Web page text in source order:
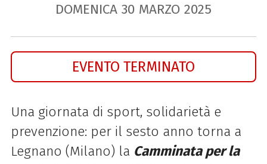
DOMENICA 30 MARZO 2025
EVENTO TERMINATO
Una giornata di sport, solidarietà e
prevenzione: per il sesto anno torna a
Legnano (Milano) la Camminata per la